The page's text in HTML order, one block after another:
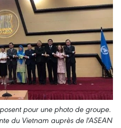
pour une photo de groupe.
du Vietnam auprès de l'ASEAN